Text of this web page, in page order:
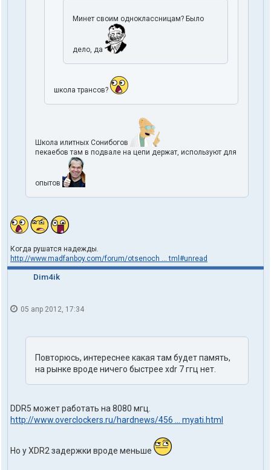
Минет своим одноклассницам? Было
дело, да
школа трансов?
Школа илитных Сонибогов
пекаебов там в подвале на цепи держат, используют для
опытов
Когда рушатся надежды.
http://www.madfanboy.com/forum/otsenoch ... tml#unread
Dim4ik
05 апр 2012, 17:34
Повторюсь, интереснее какая там будет память,
на рынке вроде ничего быстрее xdr 7 ггц нет.
DDR5 может работать на 8080 мгц.
http://www.overclockers.ru/hardnews/456 ... myati.html
Но у XDR2 задержки вроде меньше